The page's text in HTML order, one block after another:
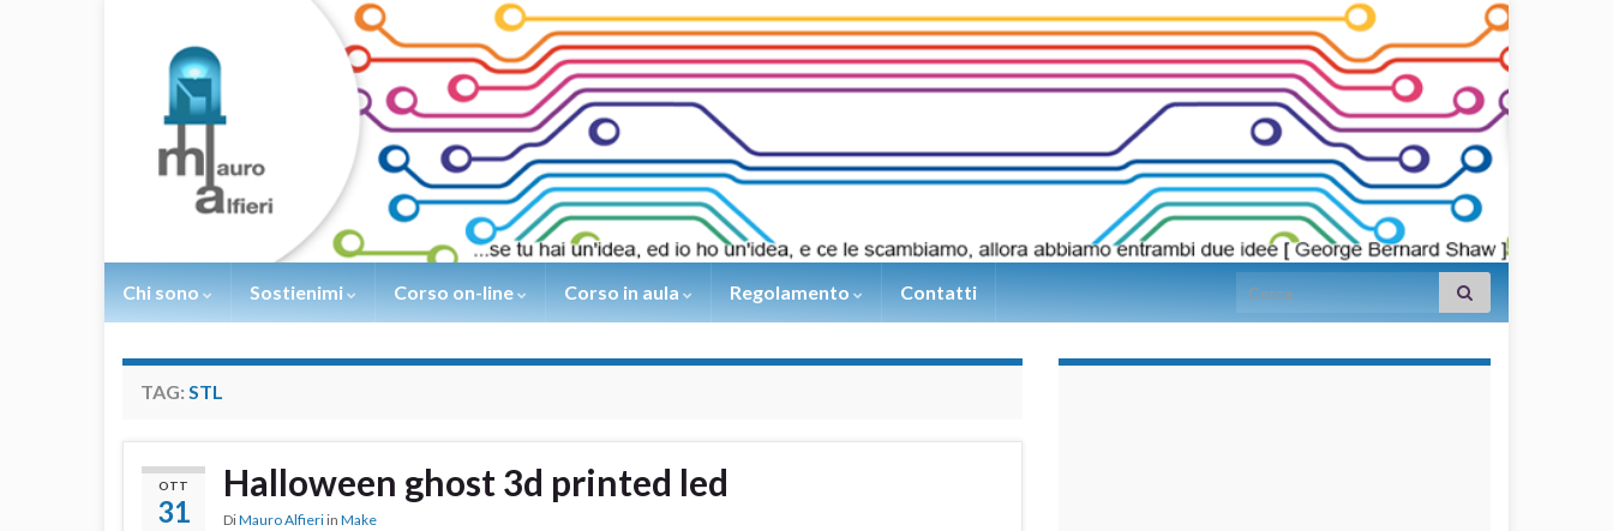
Chi sono Sostienimi Corso on-line Corso in aula Regolamento Contatti Search for:
TAG: STL
OTT
31
Halloween ghost 3d printed led
DiMauro Alfieri in Make